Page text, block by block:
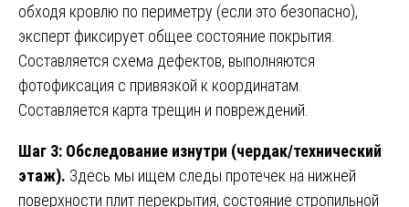
обходя кровлю по периметру (если это безопасно),
эксперт фиксирует общее состояние покрытия.
Составляется схема дефектов, выполняются
фотофиксация с привязкой к координатам.
Составляется карта трещин и повреждений.
Шаг 3: Обследование изнутри (чердак/технический
этаж). Здесь мы ищем следы протечек на нижней
поверхности плит перекрытия, состояние стропильной